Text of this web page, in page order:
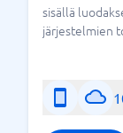
sisällä
järjestelmien